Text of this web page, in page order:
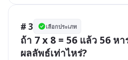
# 3 เลือกประเภท
ถ้า 7 x 8 = 56 แล้ว 56 หา
ผลลัพธ์เท่าไหร่?